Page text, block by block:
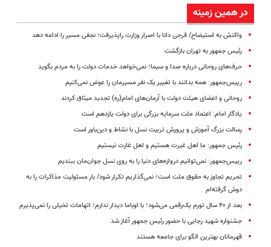
در همین زمینه
واکنش به استیضاح/ فرجی‌ دانا با اصرار وزارت راپذیرفت؛ نجفی مسیر را ادامه دهد
رئیس جمهور به تهران بازگشت
حرف‌های روحانی درباره صدا و سیما؛ نمی‌خواهد خدمات دولت را به مردم بگوید
رییس‌جمهور: همه بدانند با تغییر یک نفر مسیرمان را عوض نمی‌کنیم
روحانی و اعضای هیئت دولت با آرمان‌های امام(ره) تجدید میثاق کردند
یادگار امام: اعتماد ملت سرمایه بزرگی برای دولت یازدهم است
رسالت بزرگ آموزش و پرورش تربیت نسل با نشاط و دین‌باور است
رئیس جمهور: ما اهل غیرت هستیم و اهل غارت نیستیم
رییس‌جمهور: نمی‌توانیم دروازه‌های دنیا را به روی نسل جوان‌مان ببندیم
تحریم تجاوز به حقوق ملت است؛ نمی‌گذاریم تکرار شود/ بار مسئولیت مذاکرات را به
دوش گرفته‌ام
بعد از ۴۰ سال تورم یک‌رقمی می‌شود؛ با اوباما دیدار ندارم؛ اتهامات تخیلی را نمی‌پذیرم
جشنواره شهید رجایی با حضور رئیس جمهور آغاز شد
قهرمانان بهترین الگو برای جامعه هستند